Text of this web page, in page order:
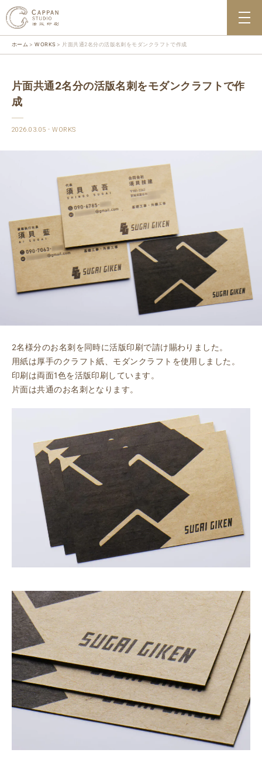
ホーム WORKS 片面共通2名分の活版名刺をモダンクラフトで作成
片面共通2名分の活版名刺をモダンクラフトで作
成
2026.03.05 WORKS
2名様分のお名刺を同時に活版印刷で請け賜わりました。
用紙は厚手のクラフト紙、モダンクラフトを使用しました。
印刷は両面1色を活版印刷しています。
片面は共通のお名刺となります。